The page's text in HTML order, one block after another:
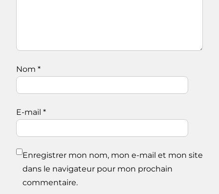
Nom *
E-mail *
Enregistrer mon nom, mon e-mail et mon site
dans le navigateur pour mon prochain
commentaire.